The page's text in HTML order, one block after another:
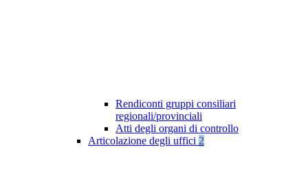
Rendiconti gruppi consiliari
regionali/provinciali
Atti degli organi di controllo
Articolazione degli uffici 2